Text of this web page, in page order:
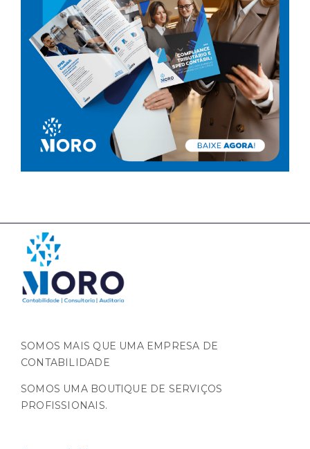
SOMOS MAIS QUE UMA EMPRESA DE
CONTABILIDADE
SOMOS UMA BOUTIQUE DE SERVIÇOS
PROFISSIONAIS.